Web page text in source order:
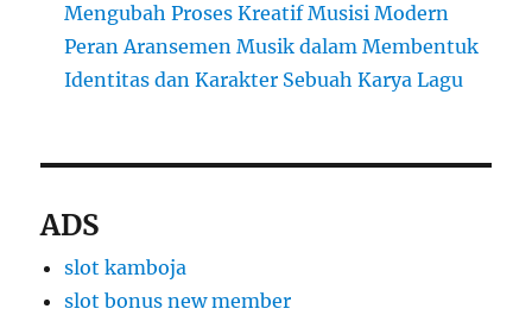
Mengubah Proses Kreatif Musisi Modern
Peran Aransemen Musik dalam Membentuk
Identitas dan Karakter Sebuah Karya Lagu
ADS
slot kamboja
slot bonus new member